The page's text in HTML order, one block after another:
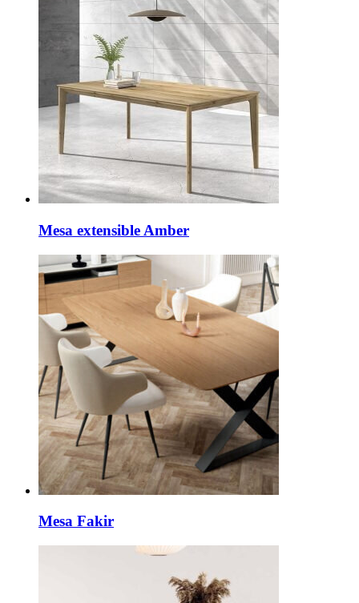
Mesa extensible Amber
Mesa Fakir